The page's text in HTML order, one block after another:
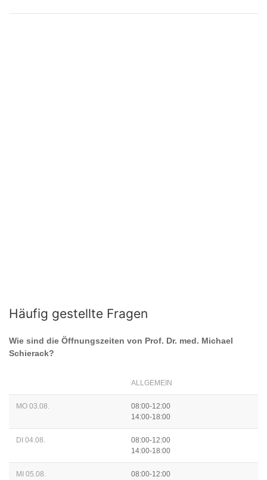
Häufig gestellte Fragen
Wie sind die Öffnungszeiten von Prof. Dr. med. Michael
Schierack?
ALLGEMEIN
MO 03.08.
08:00-12:00
14:00-18:00
DI 04.08.
08:00-12:00
14:00-18:00
MI 05.08.
08:00-12:00